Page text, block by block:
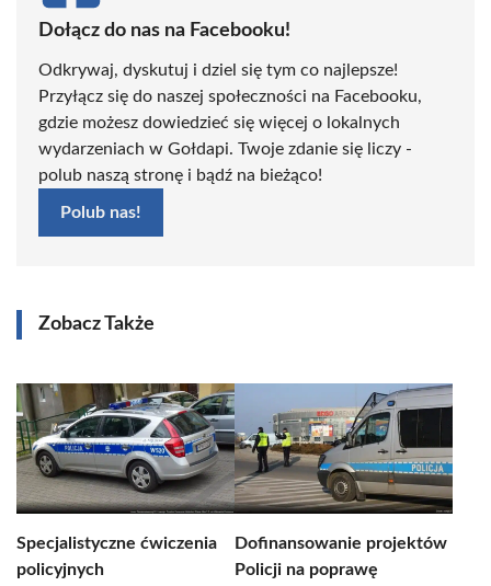
Dołącz do nas na Facebooku!
Odkrywaj, dyskutuj i dziel się tym co najlepsze!
Przyłącz się do naszej społeczności na Facebooku,
gdzie możesz dowiedzieć się więcej o lokalnych
wydarzeniach w Gołdapi. Twoje zdanie się liczy -
polub naszą stronę i bądź na bieżąco!
Polub nas!
Zobacz Także
Specjalistyczne ćwiczenia
policyjnych
Dofinansowanie projektów
Policji na poprawę